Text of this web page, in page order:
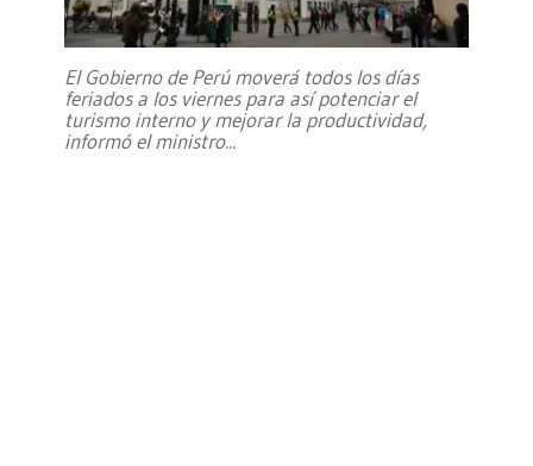
El Gobierno de Perú moverá todos los días
feriados a los viernes para así potenciar el
turismo interno y mejorar la productividad,
informó el ministro...